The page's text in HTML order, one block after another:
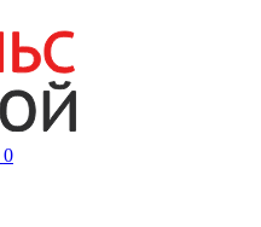
0